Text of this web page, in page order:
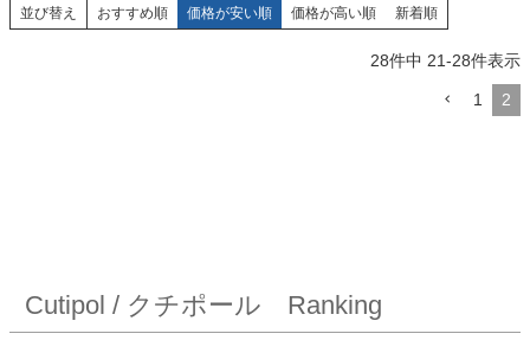
並び替え おすすめ順 価格が安い順 価格が高い順 新着順
28件中 21-28件表示
1 2